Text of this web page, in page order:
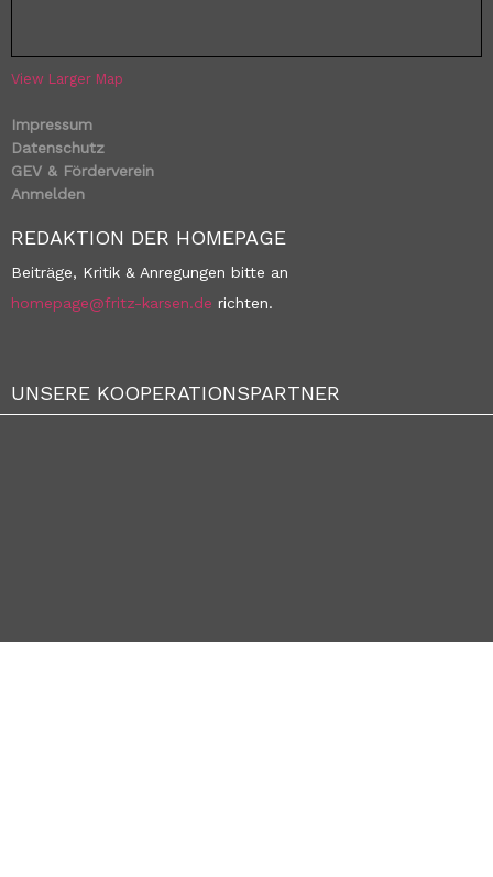
View Larger Map
Impressum
Datenschutz
GEV & Förderverein
Anmelden
REDAKTION DER HOMEPAGE
Beiträge, Kritik & Anregungen bitte an
homepage@fritz-karsen.de richten.
UNSERE KOOPERATIONSPARTNER